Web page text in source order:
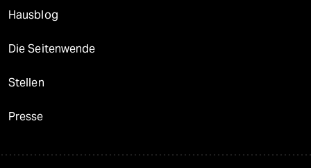
Hausblog
Die Seitenwende
Stellen
Presse